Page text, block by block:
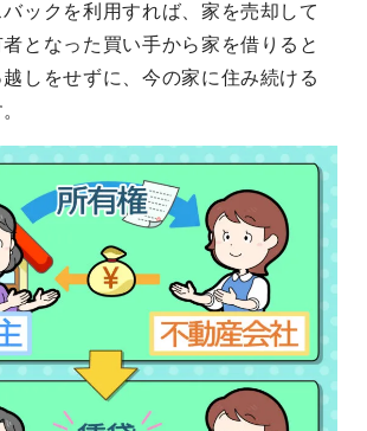
ックを利用すれば、家を売却して
となった買い手から家を借りると
しをせずに、今の家に住み続ける